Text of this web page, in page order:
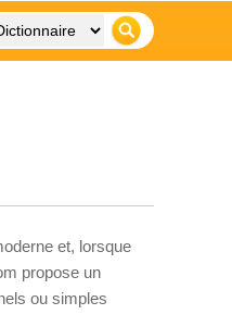
et, lorsque
propose un
ou simples